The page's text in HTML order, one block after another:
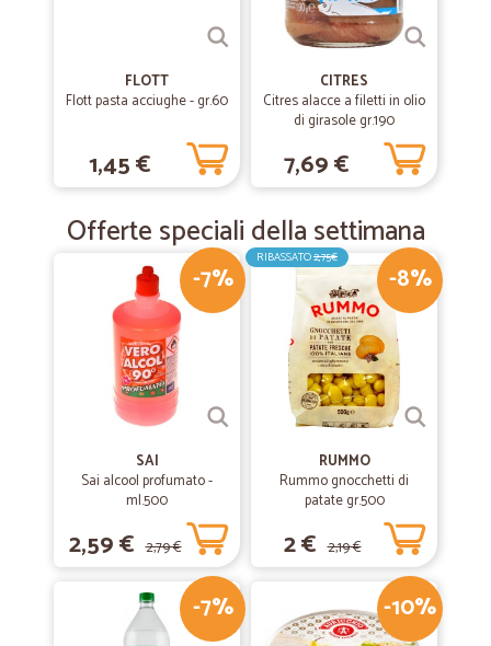
FLOTT
Flott pasta acciughe - gr.60
1,45 €
CITRES
Citres alacce a filetti in olio
di girasole gr.190
7,69 €
Offerte speciali della settimana
-7%
SAI
Sai alcool profumato -
ml.500
2,59 € 2,79 €
-8%
RIBASSATO2,75€
RUMMO
Rummo gnocchetti di
patate gr.500
2 € 2,19 €
-7% -10%